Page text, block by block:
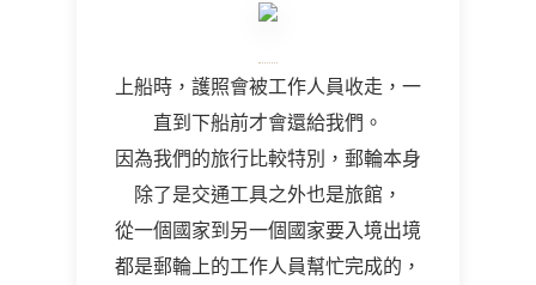
上船時，護照會被工作人員收走，一
直到下船前才會還給我們。
因為我們的旅行比較特別，郵輪本身
除了是交通工具之外也是旅館，
從一個國家到另一個國家要入境出境
都是郵輪上的工作人員幫忙完成的，